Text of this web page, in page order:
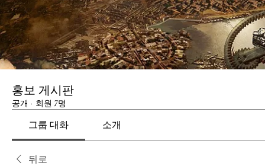
홍보 게시판
공개 · 회원 7명
그룹 대화 소개
뒤로